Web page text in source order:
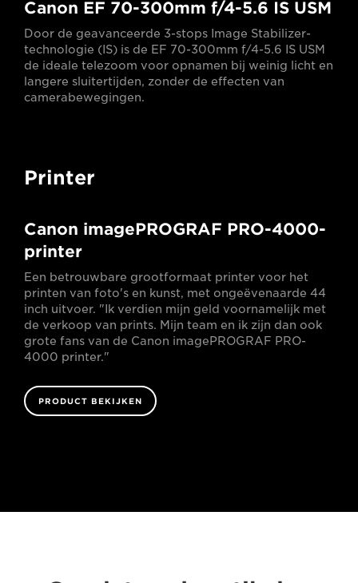
Canon EF 70-300mm f/4-5.6 IS USM
Door de geavanceerde 3-stops Image Stabilizer-
technologie (IS) is de EF 70-300mm f/4-5.6 IS USM
de ideale telezoom voor opnamen bij weinig licht en
langere sluitertijden, zonder de effecten van
camerabewegingen.
Printer
Canon imagePROGRAF PRO-4000-
printer
Een betrouwbare grootformaat printer voor het
printen van foto's en kunst, met ongeëvenaarde 44
inch uitvoer. "Ik verdien mijn geld voornamelijk met
de verkoop van prints. Mijn team en ik zijn dan ook
grote fans van de Canon imagePROGRAF PRO-
4000 printer."
PRODUCT BEKIJKEN